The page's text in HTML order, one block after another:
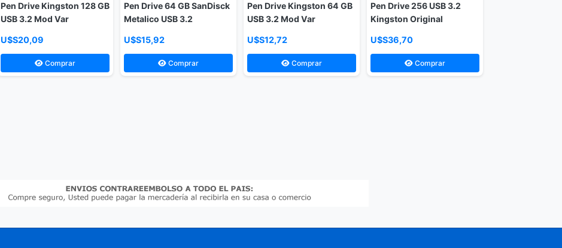
Pen Drive Kingston 128 GB
USB 3.2 Mod Var
U$S20,09
Comprar
Pen Drive 64 GB SanDisck
Metalico USB 3.2
U$S15,92
Comprar
Pen Drive Kingston 64 GB
USB 3.2 Mod Var
U$S12,72
Comprar
Pen Drive 256 USB 3.2
Kingston Original
U$S36,70
Comprar